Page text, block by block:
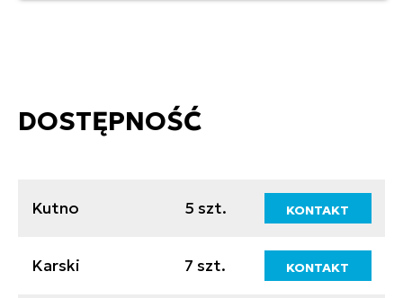
DOSTĘPNOŚĆ
Kutno 5 szt. KONTAKT
Karski 7 szt. KONTAKT